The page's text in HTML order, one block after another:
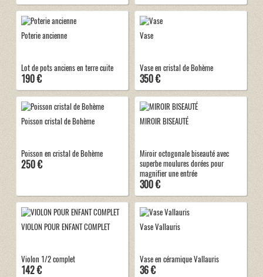
Poterie ancienne
Lot de pots anciens en terre cuite
190 €
Vase
Vase en cristal de Bohème
350 €
Poisson cristal de Bohème
Poisson en cristal de Bohème
250 €
MIROIR BISEAUTÉ
Miroir octogonale biseauté avec
superbe moulures dorées pour
magnifier une entrée
300 €
VIOLON POUR ENFANT COMPLET
Violon 1/2 complet
142 €
Vase Vallauris
Vase en céramique Vallauris
36 €